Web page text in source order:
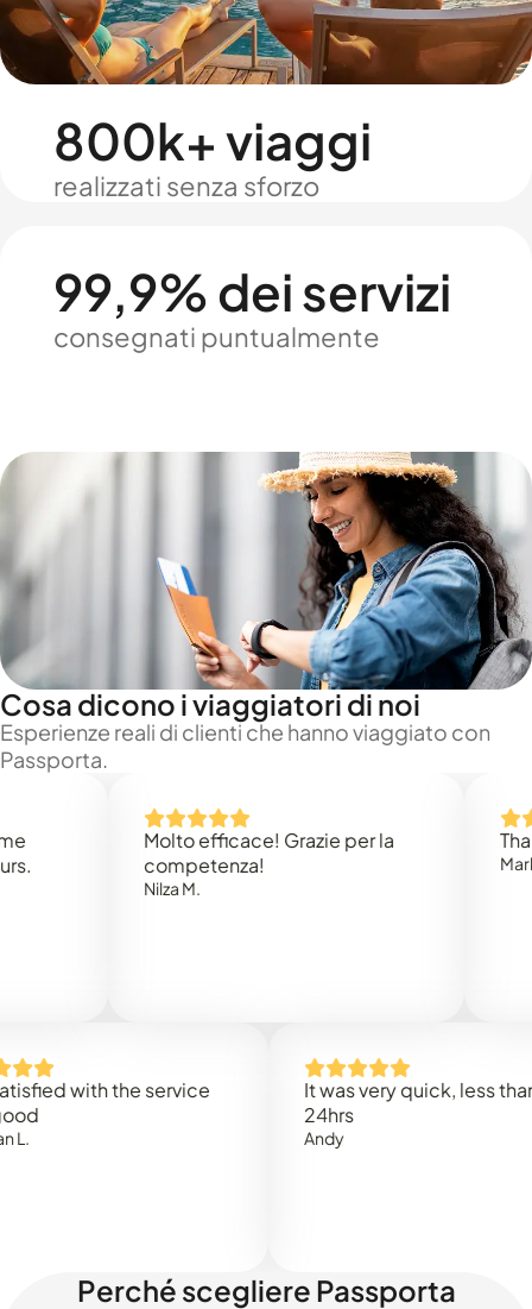
800k+ viaggi
realizzati senza sforzo
99,9% dei servizi
consegnati puntualmente
Cosa dicono i viaggiatori di noi
Esperienze reali di clienti che hanno viaggiato con
Passporta.
Molto efficace! Grazie per la
competenza!
Nilza M.
Thank
Mark N.
with the service
It was very quick, less than
Perché scegliere Passporta